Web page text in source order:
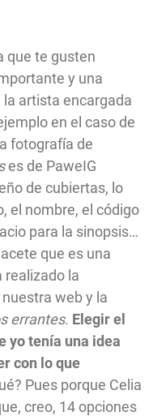
que te gusten
y una
artista encargada
en el caso de
fotografía de
es de PaweIG
de cubiertas, lo
el nombre, el código
para la sinopsis…
que es una
realizado la
web y la
errantes. Elegir el
yo tenía una idea
con lo que
Pues porque Celia
creo, 14 opciones